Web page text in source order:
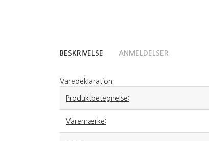
BESKRIVELSE ANMELDELSER
Varedeklaration:
Produktbetegnelse:
Varemærke: